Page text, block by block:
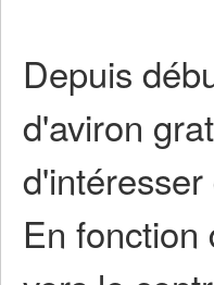
Depuis
d'aviron
En